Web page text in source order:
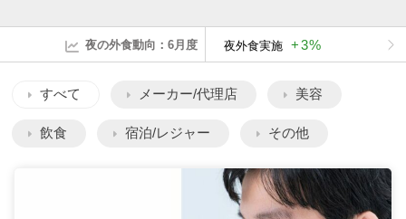
夜の外食動向：6月度 夜外食実施 +3%
すべて メーカー/代理店 美容
飲食 宿泊/レジャー その他